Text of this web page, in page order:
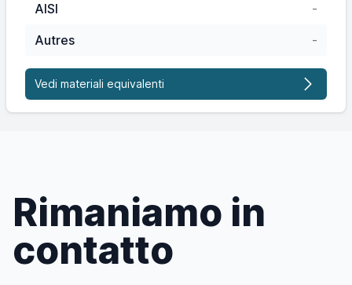
AISI
-
Autres
-
Vedi materiali equivalenti
Rimaniamo in
contatto